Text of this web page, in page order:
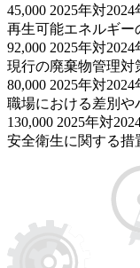
45,000 2025年対2024
再生可能エネルギー
92,000 2025年対2024
現行の廃棄物管理対
80,000 2025年対2024
職場における差別や
130,000 2025年対
安全衛生に関する措